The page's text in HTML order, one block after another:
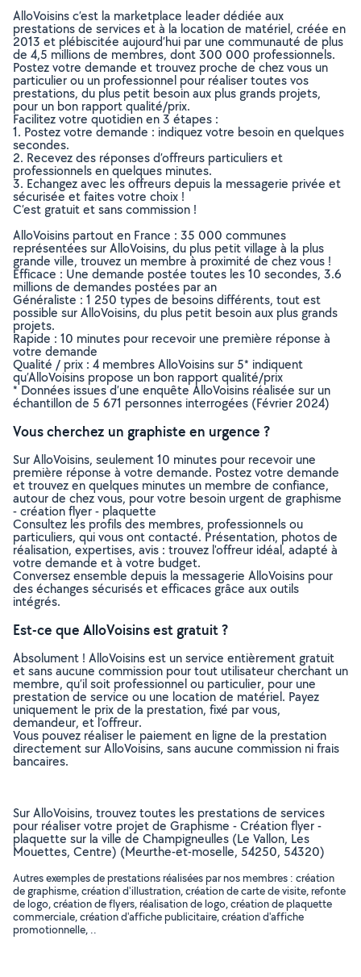
AlloVoisins c’est la marketplace leader dédiée aux
prestations de services et à la location de matériel, créée en
2013 et plébiscitée aujourd’hui par une communauté de plus
de 4,5 millions de membres, dont 300 000 professionnels.
Postez votre demande et trouvez proche de chez vous un
particulier ou un professionnel pour réaliser toutes vos
prestations, du plus petit besoin aux plus grands projets,
pour un bon rapport qualité/prix.
Facilitez votre quotidien en 3 étapes :
1. Postez votre demande : indiquez votre besoin en quelques
secondes.
2. Recevez des réponses d’offreurs particuliers et
professionnels en quelques minutes.
3. Echangez avec les offreurs depuis la messagerie privée et
sécurisée et faites votre choix !
C’est gratuit et sans commission !
AlloVoisins partout en France : 35 000 communes
représentées sur AlloVoisins, du plus petit village à la plus
grande ville, trouvez un membre à proximité de chez vous !
Efficace : Une demande postée toutes les 10 secondes, 3.6
millions de demandes postées par an
Généraliste : 1 250 types de besoins différents, tout est
possible sur AlloVoisins, du plus petit besoin aux plus grands
projets.
Rapide : 10 minutes pour recevoir une première réponse à
votre demande
Qualité / prix : 4 membres AlloVoisins sur 5* indiquent
qu’AlloVoisins propose un bon rapport qualité/prix
* Données issues d’une enquête AlloVoisins réalisée sur un
échantillon de 5 671 personnes interrogées (Février 2024)
Vous cherchez un graphiste en urgence ?
Sur AlloVoisins, seulement 10 minutes pour recevoir une
première réponse à votre demande. Postez votre demande
et trouvez en quelques minutes un membre de confiance,
autour de chez vous, pour votre besoin urgent de graphisme
- création flyer - plaquette
Consultez les profils des membres, professionnels ou
particuliers, qui vous ont contacté. Présentation, photos de
réalisation, expertises, avis : trouvez l'offreur idéal, adapté à
votre demande et à votre budget.
Conversez ensemble depuis la messagerie AlloVoisins pour
des échanges sécurisés et efficaces grâce aux outils
intégrés.
Est-ce que AlloVoisins est gratuit ?
Absolument ! AlloVoisins est un service entièrement gratuit
et sans aucune commission pour tout utilisateur cherchant un
membre, qu’il soit professionnel ou particulier, pour une
prestation de service ou une location de matériel. Payez
uniquement le prix de la prestation, fixé par vous,
demandeur, et l’offreur.
Vous pouvez réaliser le paiement en ligne de la prestation
directement sur AlloVoisins, sans aucune commission ni frais
bancaires.
Sur AlloVoisins, trouvez toutes les prestations de services
pour réaliser votre projet de Graphisme - Création flyer -
plaquette sur la ville de Champigneulles (Le Vallon, Les
Mouettes, Centre) (Meurthe-et-moselle, 54250, 54320)
Autres exemples de prestations réalisées par nos membres : création
de graphisme, création d'illustration, création de carte de visite, refonte
de logo, création de flyers, réalisation de logo, création de plaquette
commerciale, création d'affiche publicitaire, création d'affiche
promotionnelle, ..